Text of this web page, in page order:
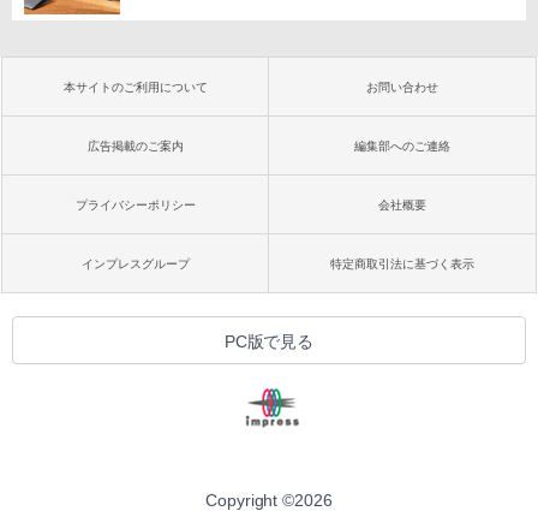
本サイトのご利用について お問い合わせ
広告掲載のご案内 編集部へのご連絡
プライバシーポリシー 会社概要
インプレスグループ 特定商取引法に基づく表示
PC版で見る
Copyright ©2026